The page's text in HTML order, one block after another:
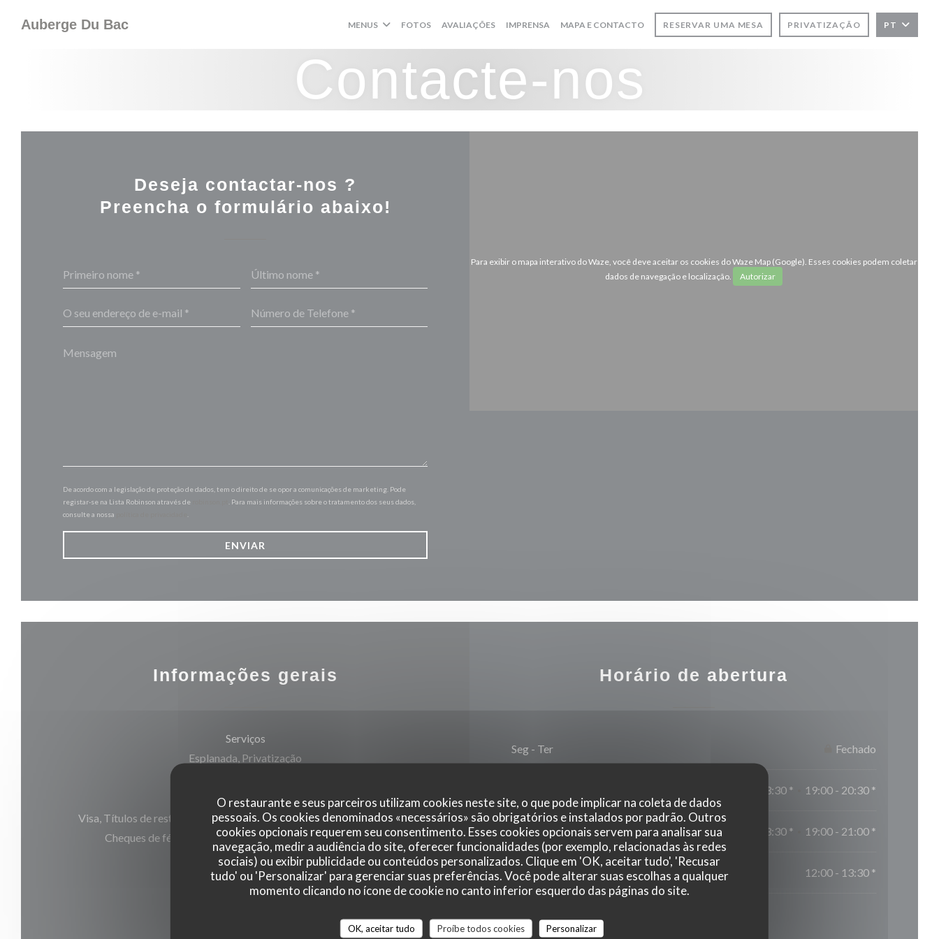
O restaurante e seus parceiros utilizam cookies neste site, o que pode implicar na coleta de dados
pessoais. Os cookies denominados «necessários» são obrigatórios e instalados por padrão. Outros
cookies opcionais requerem seu consentimento. Esses cookies opcionais servem para analisar sua
navegação, medir a audiência do site, oferecer funcionalidades (por exemplo, relacionadas às redes
sociais) ou exibir publicidade ou conteúdos personalizados. Clique em 'OK, aceitar tudo', 'Recusar
tudo' ou 'Personalizar' para gerenciar suas preferências. Você pode alterar suas escolhas a qualquer
momento clicando no ícone de cookie no canto inferior esquerdo das páginas do site.
OK, aceitar tudo Proíbe todos cookies Personalizar
Auberge Du Bac MENUS FOTOS AVALIAÇÕES IMPRENSA MAPA E CONTACTO RESERVAR UMA MESA PRIVATIZAÇÃO PT
Contacte-nos
Deseja contactar-nos ?
Preencha o formulário abaixo!
De acordo com a legislação de proteção de dados, tem o direito de se opor a comunicações de marketing. Pode
registar-se na Lista Robinson através de
. Para mais informações sobre o tratamento dos seus dados,
consulte a nossa
Para exibir o mapa interativo do Waze, você deve aceitar os cookies do Waze Map (Google). Esses cookies podem coletar
dados de navegação e localização.
Autorizar
Informações gerais
Serviços
Esplanada, Privatização
Métodos de pagamento
Visa, Títulos de restaurante, Maestro, Eurocard/Mastercard, Dinheiro,
Cheques de férias, Cheques, Cartão Azul, American Express
Horário de abertura
Seg - Ter Fechado
12:00 - 13:30 * 19:00 - 20:30 *
Sábado 12:00 - 13:30 * 19:00 - 21:00 *
Domingo 12:00 - 13:30 *